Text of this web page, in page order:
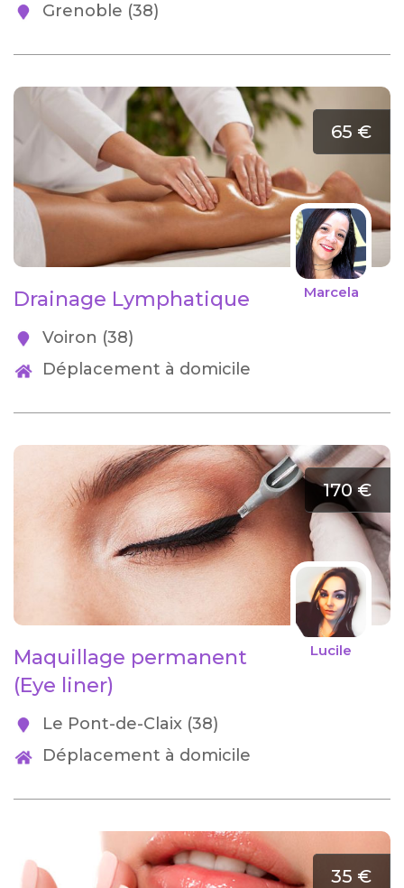
Grenoble (38)
65 €
Marcela
Drainage Lymphatique
Voiron (38)
Déplacement à domicile
170 €
Lucile
Maquillage permanent
(Eye liner)
Le Pont-de-Claix (38)
Déplacement à domicile
35 €